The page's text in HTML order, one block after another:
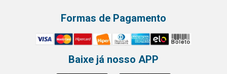
Formas de Pagamento
Baixe já nosso APP